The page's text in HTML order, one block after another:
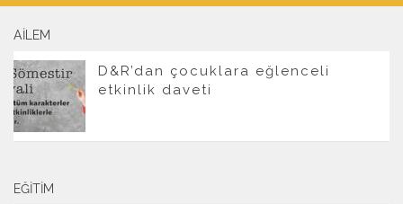
AILEM
D&R’dan çocuklara eğlenceli
etkinlik daveti
EĞITIM